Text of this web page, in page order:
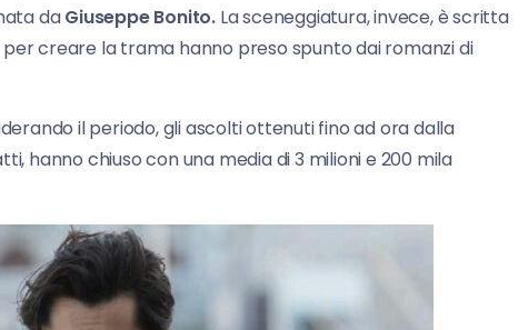
daGiuseppe Bonito. La sceneggiatura, invece, è scritta
creare la trama hanno preso spunto dai romanzi di
il periodo, gli ascolti ottenuti fino ad ora dalla
hanno chiuso con una media di 3 milioni e 200 mila